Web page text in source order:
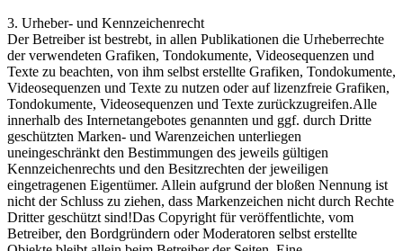
3. Urheber- und Kennzeichenrecht
Der Betreiber ist bestrebt, in allen Publikationen die Urheberrechte
der verwendeten Grafiken, Tondokumente, Videosequenzen und
Texte zu beachten, von ihm selbst erstellte Grafiken, Tondokumente,
Videosequenzen und Texte zu nutzen oder auf lizenzfreie Grafiken,
Tondokumente, Videosequenzen und Texte zurückzugreifen.Alle
innerhalb des Internetangebotes genannten und ggf. durch Dritte
geschützten Marken- und Warenzeichen unterliegen
uneingeschränkt den Bestimmungen des jeweils gültigen
Kennzeichenrechts und den Besitzrechten der jeweiligen
eingetragenen Eigentümer. Allein aufgrund der bloßen Nennung ist
nicht der Schluss zu ziehen, dass Markenzeichen nicht durch Rechte
Dritter geschützt sind!Das Copyright für veröffentlichte, vom
Betreiber, den Bordgründern oder Moderatoren selbst erstellte